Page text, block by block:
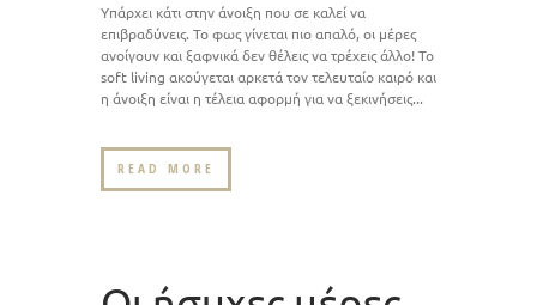
Υπάρχει κάτι στην άνοιξη που σε καλεί να
επιβραδύνεις. Το φως γίνεται πιο απαλό, οι μέρες
ανοίγουν και ξαφνικά δεν θέλεις να τρέχεις άλλο! Το
soft living ακούγεται αρκετά τον τελευταίο καιρό και
η άνοιξη είναι η τέλεια αφορμή για να ξεκινήσεις...
READ MORE